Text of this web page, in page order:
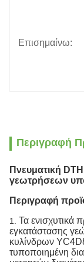
Επισημαίνω:
Περιγραφή
Πνευματική
γεωτρήσεων
Περιγραφή
1. Τα ενισχυτικά
εγκατάστασης
κυλίνδρων
τυποποιημένη